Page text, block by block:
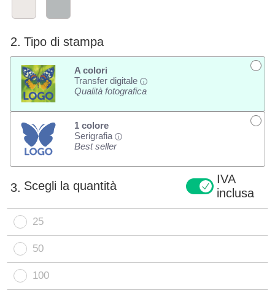
2. Tipo di stampa
A colori
Transfer digitale
i
Qualità fotografica
1 colore
Serigrafia
i
Best seller
3. Scegli la quantità
IVA
inclusa
25
50
100